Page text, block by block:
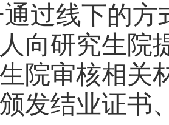
过线下的方
向研究生院
院审核相关
发结业证书